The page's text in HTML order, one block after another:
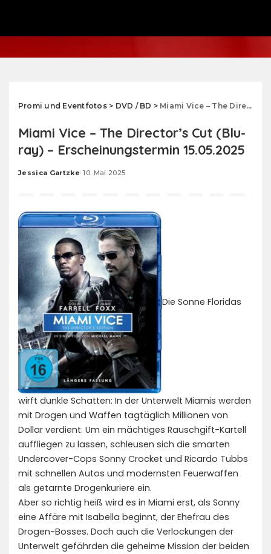
Promi und Eventfotos> DVD / BD > Miami Vice – The Director’s Cut (Blu-ray) – Erscheinungstermin 15.05.2025
Miami Vice – The Director’s Cut (Blu-
ray) – Erscheinungstermin 15.05.2025
Posted
Jessica Gartzke 10. Mai 2025
Die Sonne Floridas
wirft dunkle Schatten: In der Unterwelt Miamis werden
mit Drogen und Waffen tagtäglich Millionen von
Dollar verdient. Um ein mächtiges Rauschgift-Kartell
auffliegen zu lassen, schleusen sich die smarten
Undercover-Cops Sonny Crocket und Ricardo Tubbs
mit schnellen Autos und modernsten Feuerwaffen
als getarnte Drogenkuriere ein.
Aber so richtig heiß wird es in Miami erst, als Sonny
eine Affäre mit Isabella beginnt, der Ehefrau des
Drogen-Bosses. Doch auch die Verlockungen der
Unterwelt gefährden die geheime Mission der beiden